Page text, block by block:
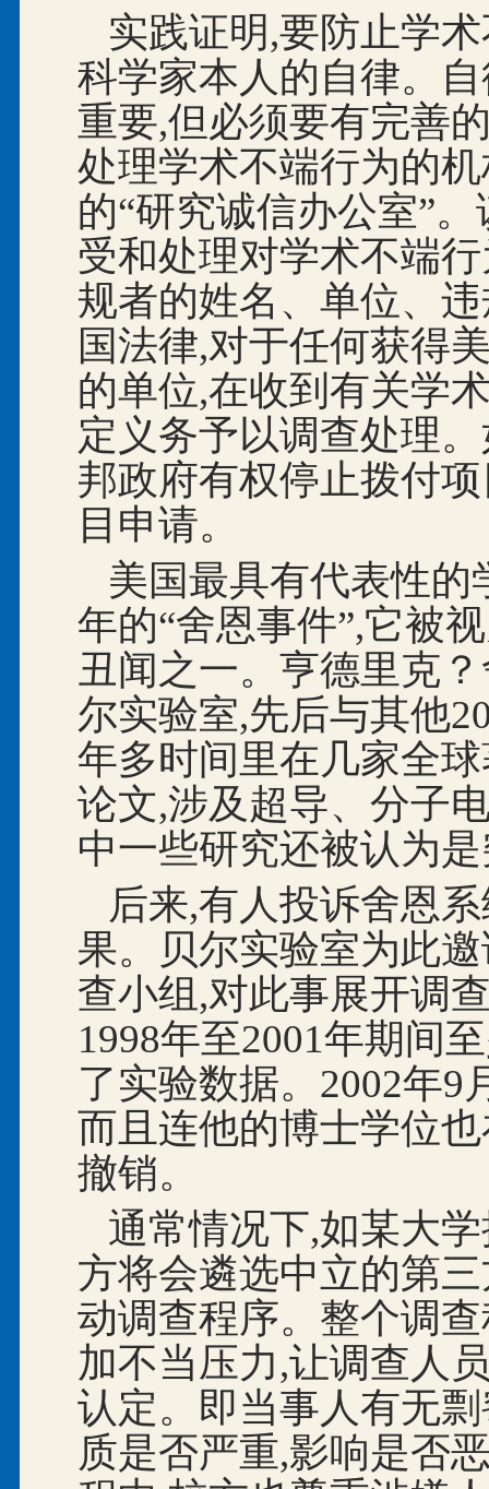
实践证明,要防止学
科学家本人的自律。
重要,但必须要有完善
处理学术不端行为的
的“研究诚信办公室”
受和处理对学术不端
规者的姓名、单位、
国法律,对于任何获得
的单位,在收到有关学
定义务予以调查处理
邦政府有权停止拨付
目申请。
美国最具有代表性的
年的“舍恩事件”,它被
丑闻之一。亨德里克
尔实验室,先后与其他
年多时间里在几家全
论文,涉及超导、分子
中一些研究还被认为
后来,有人投诉舍恩
果。贝尔实验室为此
查小组,对此事展开调
1998年至2001年期间
了实验数据。2002年9
而且连他的博士学位
撤销。
通常情况下,如某大
方将会遴选中立的第
动调查程序。整个调
加不当压力,让调查人
认定。即当事人有无
质是否严重,影响是否